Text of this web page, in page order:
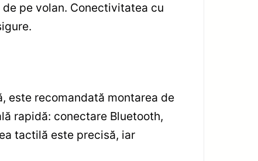
pe volan. Conectivitatea cu
este recomandată montarea de
rapidă: conectare Bluetooth,
tactilă este precisă, iar